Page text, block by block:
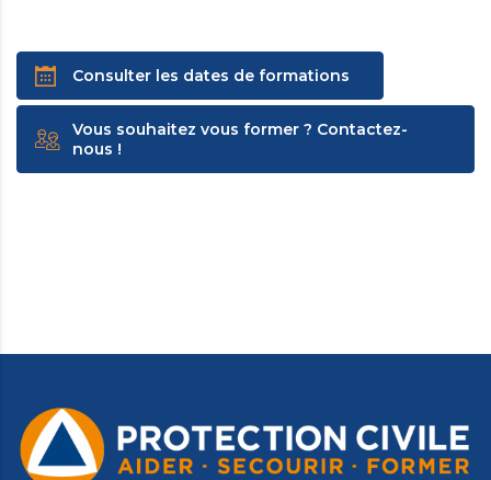
Consulter les dates de formations
Vous souhaitez vous former ? Contactez-
nous !